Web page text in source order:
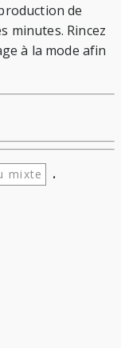
de
minutes. Rincez
à la mode afin
mixte .